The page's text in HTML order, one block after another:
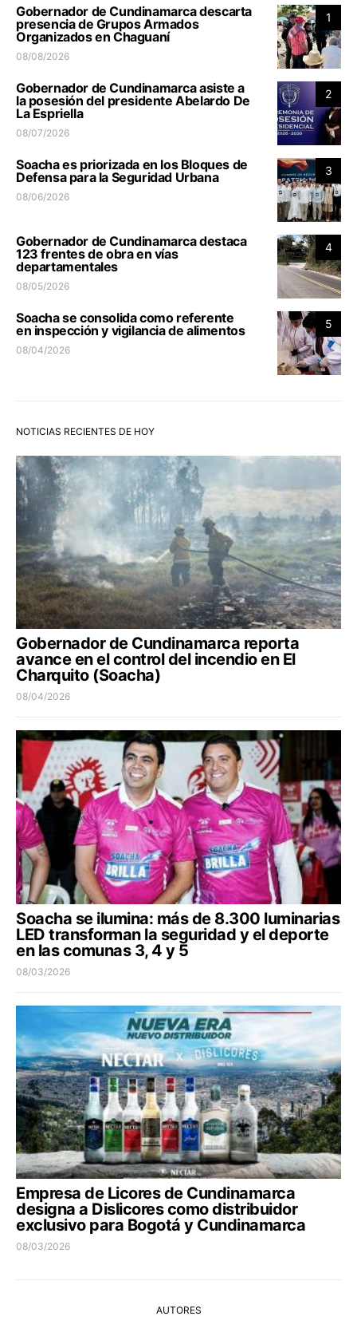
1
Gobernador de Cundinamarca descarta
presencia de Grupos Armados
Organizados en Chaguaní
08/08/2026
2
Gobernador de Cundinamarca asiste a
la posesión del presidente Abelardo De
La Espriella
08/07/2026
3
Soacha es priorizada en los Bloques de
Defensa para la Seguridad Urbana
08/06/2026
4
Gobernador de Cundinamarca destaca
123 frentes de obra en vías
departamentales
08/05/2026
5
Soacha se consolida como referente
en inspección y vigilancia de alimentos
08/04/2026
NOTICIAS RECIENTES DE HOY
Gobernador de Cundinamarca reporta
avance en el control del incendio en El
Charquito (Soacha)
08/04/2026
Soacha se ilumina: más de 8.300 luminarias
LED transforman la seguridad y el deporte
en las comunas 3, 4 y 5
08/03/2026
Empresa de Licores de Cundinamarca
designa a Dislicores como distribuidor
exclusivo para Bogotá y Cundinamarca
08/03/2026
AUTORES